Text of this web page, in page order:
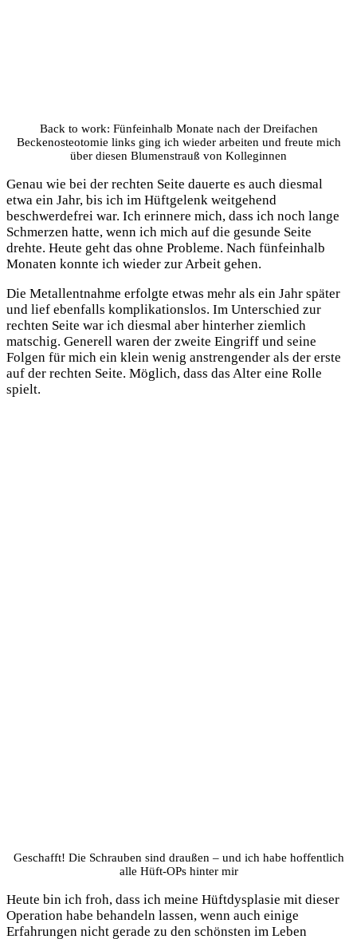
Back to work: Fünfeinhalb Monate nach der Dreifachen
Beckenosteotomie links ging ich wieder arbeiten und freute mich
über diesen Blumenstrauß von Kolleginnen
Genau wie bei der rechten Seite dauerte es auch diesmal
etwa ein Jahr, bis ich im Hüftgelenk weitgehend
beschwerdefrei war. Ich erinnere mich, dass ich noch lange
Schmerzen hatte, wenn ich mich auf die gesunde Seite
drehte. Heute geht das ohne Probleme. Nach fünfeinhalb
Monaten konnte ich wieder zur Arbeit gehen.
Die Metallentnahme erfolgte etwas mehr als ein Jahr später
und lief ebenfalls komplikationslos. Im Unterschied zur
rechten Seite war ich diesmal aber hinterher ziemlich
matschig. Generell waren der zweite Eingriff und seine
Folgen für mich ein klein wenig anstrengender als der erste
auf der rechten Seite. Möglich, dass das Alter eine Rolle
spielt.
Geschafft! Die Schrauben sind draußen – und ich habe hoffentlich
alle Hüft-OPs hinter mir
Heute bin ich froh, dass ich meine Hüftdysplasie mit dieser
Operation habe behandeln lassen, wenn auch einige
Erfahrungen nicht gerade zu den schönsten im Leben